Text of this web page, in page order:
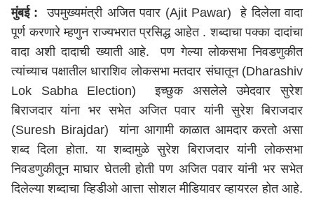
मुंबई:
उपमुख्यमंत्री अजित पवार (Ajit Pawar) हे दिलेला वादा
पूर्ण करणारे म्हणुन राज्यभरात प्रसिद्ध आहेत . शब्दाचा पक्का दादांचा
वादा अशी दादाची ख्याती आहे. पण गेल्या लोकसभा निवडणुकीत
त्यांच्याच पक्षातील धाराशिव लोकसभा मतदार संघातून (Dharashiv
Lok Sabha Election) इच्छुक असलेले उमेदवार सुरेश
बिराजदार यांना भर सभेत अजित पवार यांनी सुरेश बिराजदार
(Suresh Birajdar) यांना आगामी काळात आमदार करतो असा
शब्द दिला होता. या शब्दामुळे सुरेश बिराजदार यांनी लोकसभा
निवडणुकीतून माघार घेतली होती पण अजित पवार यांनी भर सभेत
दिलेल्या शब्दाचा व्हिडीओ आत्ता सोशल मीडियावर व्हायरल होत आहे.